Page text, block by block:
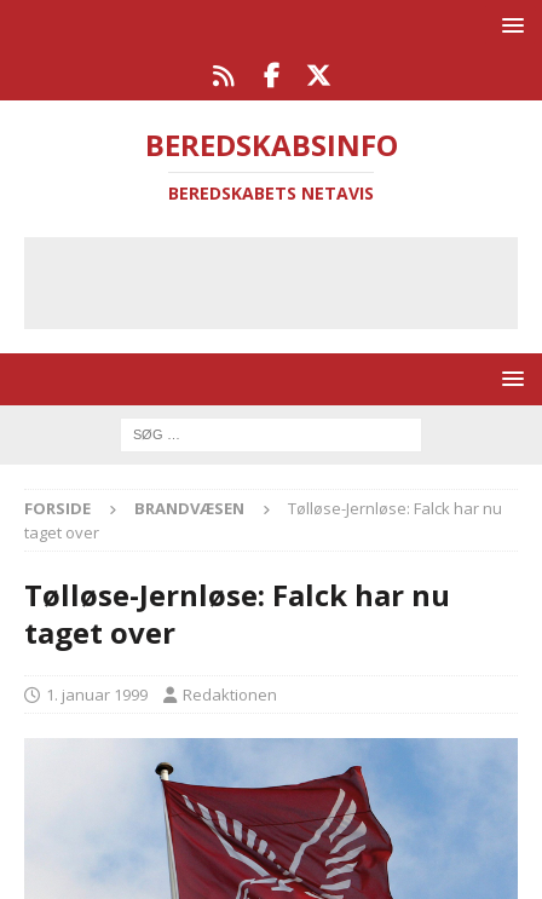
BEREDSKABSINFO
BEREDSKABETS NETAVIS
FORSIDE BRANDVÆSEN
Tølløse-Jernløse: Falck har nu
taget over
Tølløse-Jernløse: Falck har nu
taget over
1. januar 1999 Redaktionen